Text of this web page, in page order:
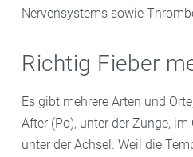
Nervensystems sowie
Richtig Fieber
Es gibt mehrere Arten und
After (Po), unter der Zunge, im
unter der Achsel. Weil die